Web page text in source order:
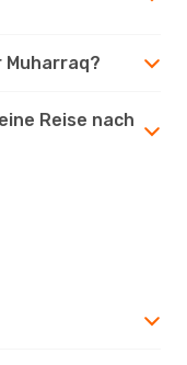
Reise nach